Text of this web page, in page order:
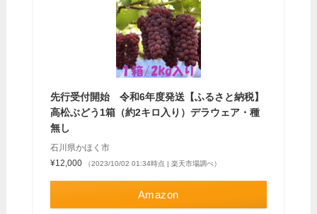
先行受付開始 令和6年度発送【ふるさと納税】
高松ぶどう1箱（約2キロ入り）デラウェア・種
無し
石川県かほく市
¥12,000
（2023/10/02 01:34時点 | 楽天市場調べ）
Amazon